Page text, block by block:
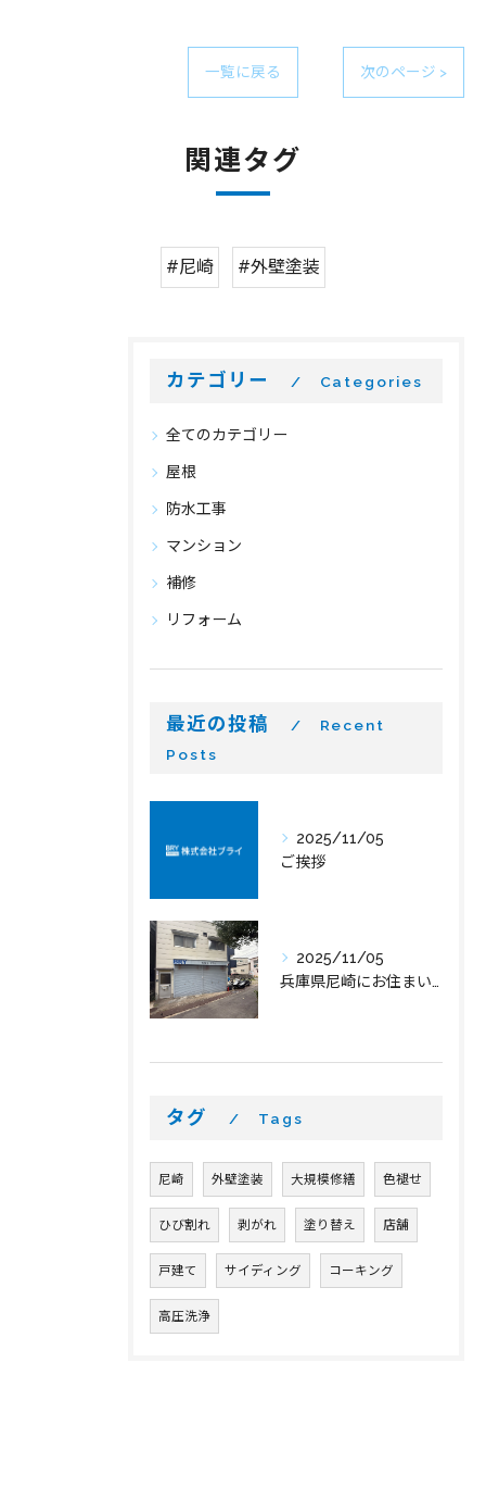
一覧に戻る 次のページ >
関連タグ
#尼崎 #外壁塗装
カテゴリー Categories
全てのカテゴリー
屋根
防水工事
マンション
補修
リフォーム
最近の投稿
Recent
Posts
2025/11/05
ご挨拶
2025/11/05
兵庫県尼崎にお住まいの皆様へ
タグ Tags
尼崎 外壁塗装 大規模修繕 色褪せ
ひび割れ 剥がれ 塗り替え 店舗
戸建て サイディング コーキング
高圧洗浄